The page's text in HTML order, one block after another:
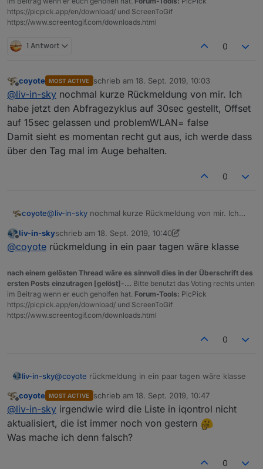
https://picpick.app/en/download/ und ScreenToGif
https://www.screentogif.com/downloads.html
1 Antwort 0
Offline
coyote MOST ACTIVE schrieb am 18. Sept. 2019, 10:03
zuletzt editiert von
@liv-in-sky nochmal kurze Rückmeldung von mir. Ich
habe jetzt den Abfragezyklus auf 30sec gestellt, Offset
auf 15sec gelassen und problemWLAN= false
Damit sieht es momentan recht gut aus, ich werde dass
über den Tag mal im Auge behalten.
0
coyote@liv-in-sky nochmal kurze Rückmeldung von mir. Ich
auf 15sec gelassen und problemWLAN= false
Damit sieht es momentan recht gut aus, ich werde dass
Offline
liv-in-skyschrieb am 18. Sept. 2019, 10:40
zuletzt editiert von liv-in-sky
@coyote rückmeldung in ein paar tagen wäre klasse
nach einem gelösten Thread wäre es sinnvoll dies in der Überschrift des
ersten Posts einzutragen [gelöst]-... Bitte benutzt das Voting rechts unten
im Beitrag wenn er euch geholfen hat. Forum-Tools: PicPick
https://picpick.app/en/download/ und ScreenToGif
https://www.screentogif.com/downloads.html
0
liv-in-sky@coyote rückmeldung in ein paar tagen wäre klasse
Offline
coyote MOST ACTIVE schrieb am 18. Sept. 2019, 10:47
zuletzt editiert von
@liv-in-sky irgendwie wird die Liste in iqontrol nicht
aktualisiert, die ist immer noch von gestern
Was mache ich denn falsch?
0